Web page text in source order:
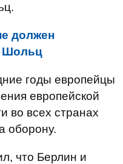
должен
Шольц
годы европейцы
европейской
во всех странах
оборону.
что Берлин и